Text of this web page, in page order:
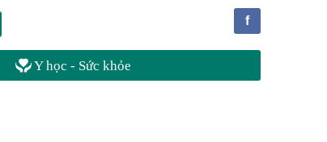
f
Y học - Sức khỏe